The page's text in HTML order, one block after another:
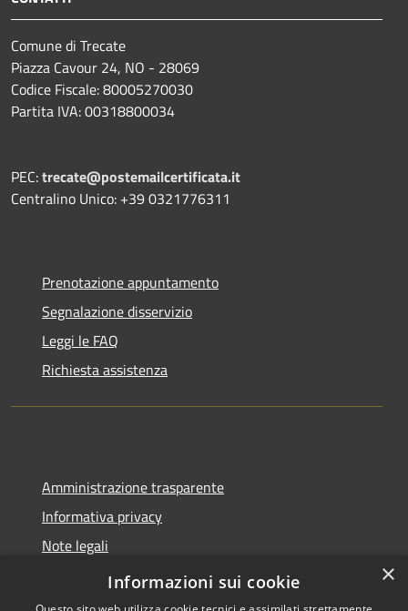
Comune di Trecate
Piazza Cavour 24, NO - 28069
Codice Fiscale: 80005270030
Partita IVA: 00318800034
PEC:trecate@postemailcertificata.it
Centralino Unico: +39 0321776311
Prenotazione appuntamento
Segnalazione disservizio
Leggi le FAQ
Richiesta assistenza
Amministrazione trasparente
Informativa privacy
Note legali
Dichiarazione di accessibilità
×
Informazioni sui cookie